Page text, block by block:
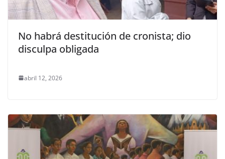
No habrá destitución de cronista; dio
disculpa obligada
abril 12, 2026